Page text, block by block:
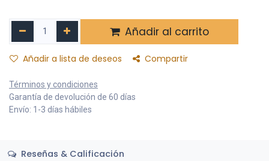
Añadir al carrito
Añadir a lista de deseos Compartir
Términos y condiciones
Garantía de devolución de 60 días
Envío: 1-3 días hábiles
Reseñas & Calificación